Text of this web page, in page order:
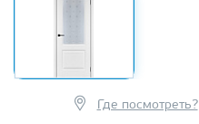
Где посмотреть?